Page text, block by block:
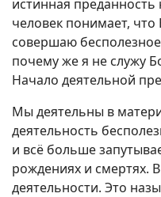
истинная преданность
человек понимает, что
совершаю
почему же я не служу
Начало деятельной
Мы деятельны в
деятельность
и всё больше
рождениях и смертях.
деятельности. Это